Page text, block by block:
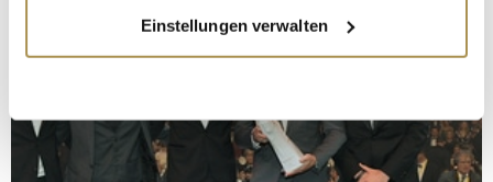
Informationen über Ihre geografische Lage
erfassen, welche bis auf einige Meter genau sein
bestimmten Merkmalen (Fingerprinting) identifizieren
Erfahren Sie mehr darüber, wie Ihre persönlichen Daten
Einstellungen verwalten